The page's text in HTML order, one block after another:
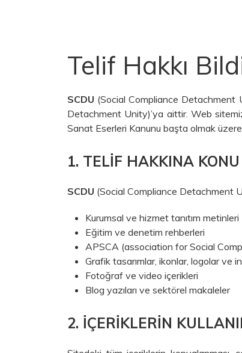
Telif Hakkı
SCDU (Social Compliance Detachment
Detachment Unity)’ya aittir. Web
Sanat Eserleri Kanunu başta olmak
1. TELIF HAKKINA
SCDU (Social Compliance Detachment
Kurumsal ve hizmet tanıtım metinleri
Eğitim ve denetim rehberleri
APSCA (association for Social
Grafik tasarımlar, ikonlar, logolar ve
Fotoğraf ve video içerikleri
Blog yazıları ve sektörel makaleler
2. İÇERIKLERIN